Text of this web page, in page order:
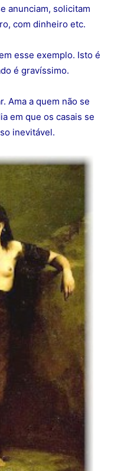
anunciam, solicitam
com dinheiro etc.
esse exemplo. Isto é
é gravíssimo.
Ama a quem não se
em que os casais se
inevitável.